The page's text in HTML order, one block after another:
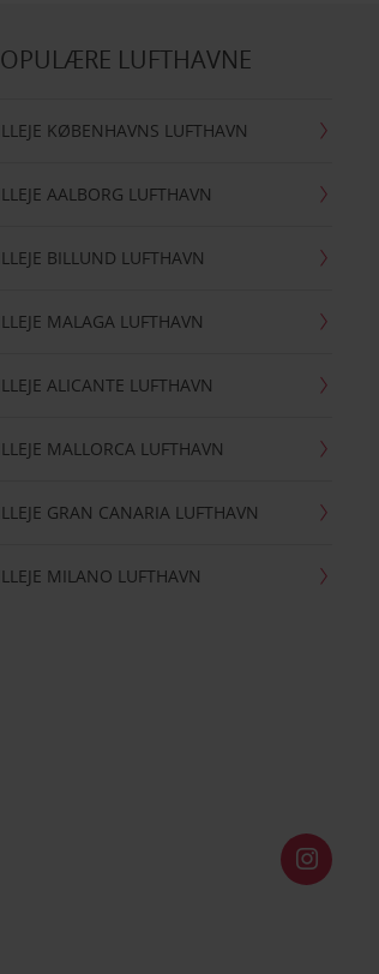
LUFTHAVNE
KØBENHAVNS LUFTHAVN
AALBORG LUFTHAVN
BILLUND LUFTHAVN
MALAGA LUFTHAVN
ALICANTE LUFTHAVN
MALLORCA LUFTHAVN
GRAN CANARIA LUFTHAVN
MILANO LUFTHAVN